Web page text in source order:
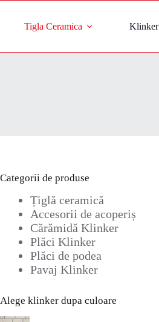
Tigla Ceramica Klinker
Categorii de produse
Țiglă ceramică
Accesorii de acoperiș
Cărămidă Klinker
Plăci Klinker
Plăci de podea
Pavaj Klinker
Alege klinker dupa culoare